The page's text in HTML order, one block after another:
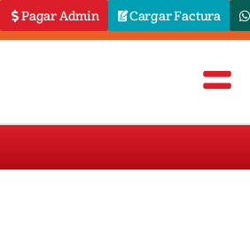
Pagar Admin Cargar Factura